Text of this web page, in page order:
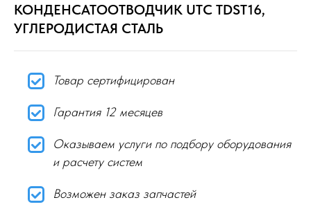
КОНДЕНСАТООТВОДЧИК UTC TDST16,
УГЛЕРОДИСТАЯ СТАЛЬ
Товар сертифицирован
Гарантия 12 месяцев
Оказываем услуги по подбору оборудования
и расчету систем
Возможен заказ запчастей